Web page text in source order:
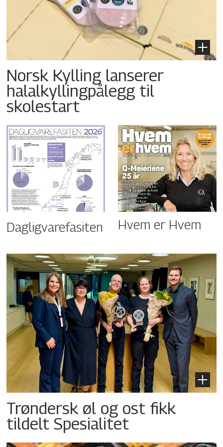
Norsk Kylling lanserer
halalkyllingpålegg til
skolestart
Dagligvarefasiten Hvem er Hvem
Trøndersk øl og ost fikk
tildelt Spesialitet